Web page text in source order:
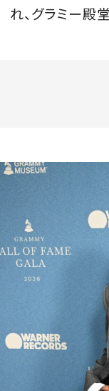
れ、グラミー殿